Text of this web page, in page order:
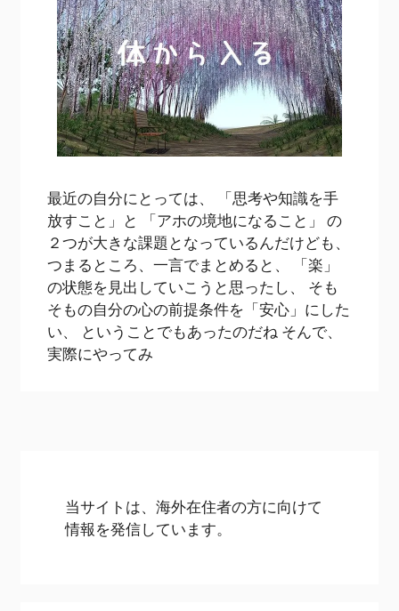
最近の自分にとっては、 「思考や知識を手
放すこと」と 「アホの境地になること」 の
２つが大きな課題となっているんだけども、
つまるところ、一言でまとめると、 「楽」
の状態を見出していこうと思ったし、 そも
そもの自分の心の前提条件を「安心」にした
い、 ということでもあったのだね そんで、
実際にやってみ
当サイトは、海外在住者の方に向けて
情報を発信しています。